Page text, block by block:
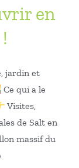
en
jardin et
Ce qui a le
Visites,
de Salt en
massif du